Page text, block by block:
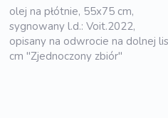
olej na płótnie, 55x75 cm,
sygnowany l.d.: Voit.2022,
opisany na odwrocie na dolnej
cm "Zjednoczony zbiór"